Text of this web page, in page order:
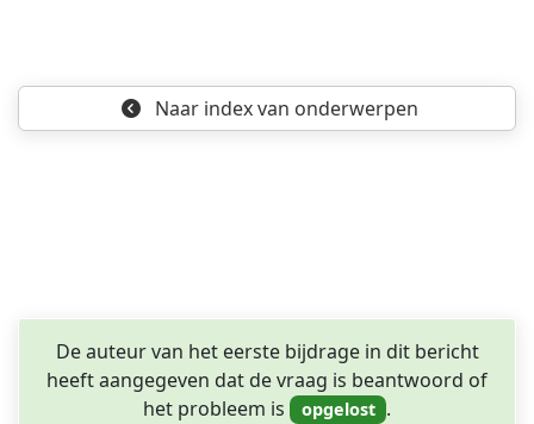
Naar indexvan onderwerpen
De auteur van het eerste bijdrage in dit bericht
heeft aangegeven dat de vraag is beantwoord of
het probleem is
.